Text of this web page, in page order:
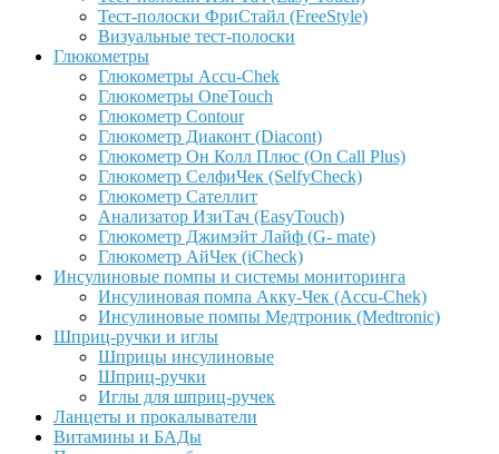
Тест-полоски ФриCтайл (FreeStyle)
Визуальные тест-полоски
Глюкометры
Глюкометры Accu-Сhek
Глюкометры OneTouch
Глюкометр Contour
Глюкометр Диаконт (Diacont)
Глюкометр Он Колл Плюс (On Call Plus)
Глюкометр СелфиЧек (SelfyCheck)
Глюкометр Сателлит
Анализатор ИзиТач (EasyTouch)
Глюкометр Джимэйт Лайф (G- mate)
Глюкометр АйЧек (iCheck)
Инсулиновые помпы и системы мониторинга
Инсулиновая помпа Акку-Чек (Accu-Chek)
Инсулиновые помпы Медтроник (Medtronic)
Шприц-ручки и иглы
Шприцы инсулиновые
Шприц-ручки
Иглы для шприц-ручек
Ланцеты и прокалыватели
Витамины и БАДы